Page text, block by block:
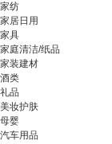
家纺
家居日用
家具
家庭清洁/纸品
家装建材
酒类
礼品
美妆护肤
母婴
汽车用品